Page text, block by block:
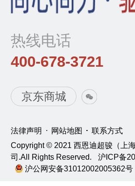
热线电话
400-678-3721
京东商城
法律声明 网站地图
联系方式
Copyright © 2021 西恩迪超骏（上
司.All Rights Reserved.
沪ICP备
沪公网安备31012002005362号